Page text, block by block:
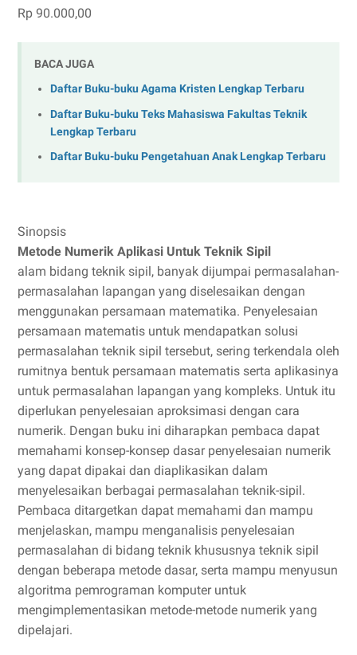
Rp 90.000,00
BACA JUGA
Daftar Buku-buku Agama Kristen Lengkap Terbaru
Daftar Buku-buku Teks Mahasiswa Fakultas Teknik
Lengkap Terbaru
Daftar Buku-buku Pengetahuan Anak Lengkap Terbaru
Sinopsis
Metode Numerik Aplikasi Untuk Teknik Sipil
alam bidang teknik sipil, banyak dijumpai permasalahan-
permasalahan lapangan yang diselesaikan dengan
menggunakan persamaan matematika. Penyelesaian
persamaan matematis untuk mendapatkan solusi
permasalahan teknik sipil tersebut, sering terkendala oleh
rumitnya bentuk persamaan matematis serta aplikasinya
untuk permasalahan lapangan yang kompleks. Untuk itu
diperlukan penyelesaian aproksimasi dengan cara
numerik. Dengan buku ini diharapkan pembaca dapat
memahami konsep-konsep dasar penyelesaian numerik
yang dapat dipakai dan diaplikasikan dalam
menyelesaikan berbagai permasalahan teknik-sipil.
Pembaca ditargetkan dapat memahami dan mampu
menjelaskan, mampu menganalisis penyelesaian
permasalahan di bidang teknik khususnya teknik sipil
dengan beberapa metode dasar, serta mampu menyusun
algoritma pemrograman komputer untuk
mengimplementasikan metode-metode numerik yang
dipelajari.